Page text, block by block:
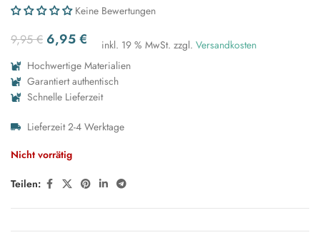
Keine Bewertungen
9,95€ 6,95€ inkl. 19 % MwSt. zzgl. Versandkosten
Hochwertige Materialien
Garantiert authentisch
Schnelle Lieferzeit
Lieferzeit 2-4 Werktage
Nicht vorrätig
Teilen: